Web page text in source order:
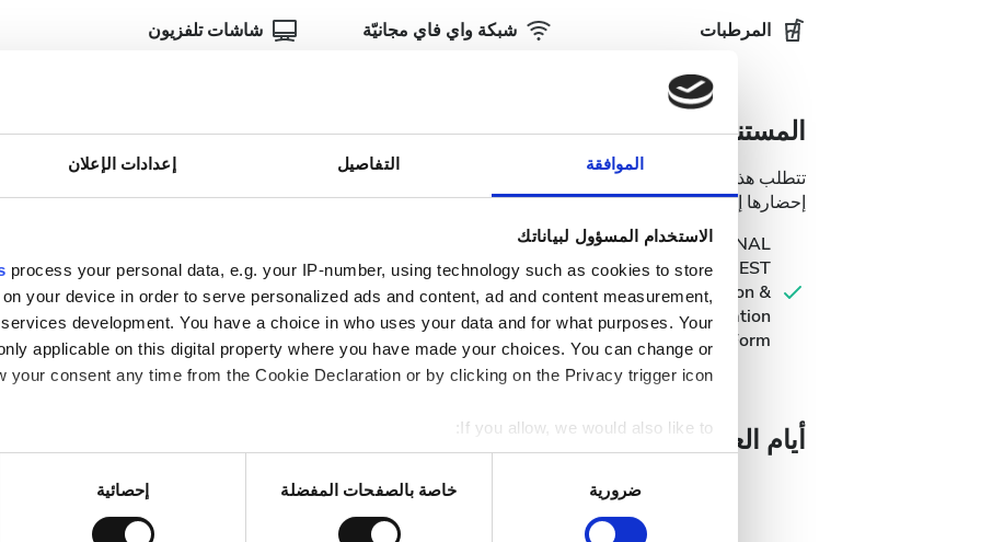
الموافقة التفاصيل إعدادات الإعلان
الاستخدام المسؤول لبياناتك
process your personal data, e.g. your IP-number, using technology such as cookies to store
your device in order to serve personalized ads and content, ad and content measurement,
development. You have a choice in who uses your data and for what purposes. Your
applicable on this digital property where you have made your choices. You can change or
your consent any time from the Cookie Declaration or by clicking on the Privacy trigger icon.
If you allow, we would also like to:
about your geographical location which can be accurate to within several meters
Identify your device by actively scanning it for specific characteristics (fingerprinting)
about how your personal data is processed and set your preferences in thedetails section
ضرورية خاصة بالصفحات المفضلة إحصائية
المرطبات شبكة واي فاي مجانيّة شاشات تلفزيون
المستندات الطبية
تتطلب هذه العيادة مستندات طبية محددة لعلاجات الغسيل الكلوي. يمكنك رفع المستندات عبر الإنترنت أو
إحضارها إلى العيادة عند وصولك.
INTERNATIONAL
DIALYSIS REQUEST
Clinical Information &
Patient Identification
Form
أيام العلاج المُتاحة